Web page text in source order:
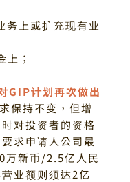
务上或扩充现有业
上；
GIP计划再次做出
保持不变，但增
对投资者的资格
求申请人公司最
万新币/2.5亿人民
业额则须达2亿